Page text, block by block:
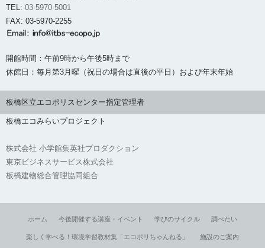
TEL: 03-5970-5001
FAX: 03-5970-2255
開館時間：午前9時から午後5時まで
休館日：毎月第3月曜（祝日の場合は直後の平日）および年末年始
板橋区立エコポリスセンター指定管理者
板橋エコみらいプロジェクト
株式会社 小学館集英社プロダクション
東京ビジネスサービス株式会社
板橋建物総合管理協同組合
ホーム 今後開催する講座・イベント 学びのサイクル 調べたい
楽しく学べる！環境学習教材集「エコポリちゃんねる」 施設のご案内